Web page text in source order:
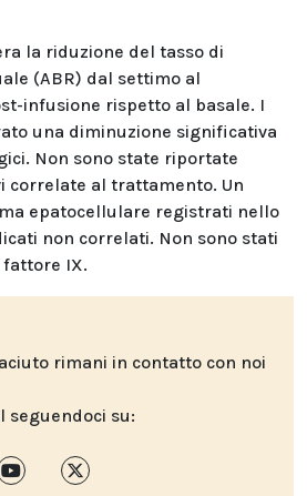
la riduzione del tasso di
(ABR) dal settimo al
infusione rispetto al basale. I
una diminuzione significativa
Non sono state riportate
correlate al trattamento. Un
epatocellulare registrati nello
non correlati. Non sono stati
IX.
rimani in contatto con noi
seguendoci su: